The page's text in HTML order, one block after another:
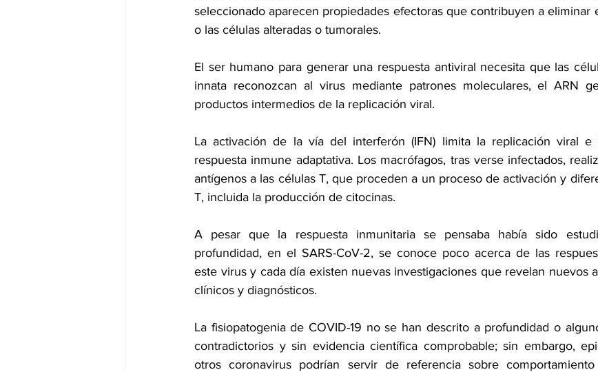
seleccionado aparecen propiedades efectoras que contribuyen a eliminar
o las células alteradas o tumorales.
El ser humano para generar una respuesta antiviral necesita que las
innata reconozcan al virus mediante patrones moleculares, el ARN
productos intermedios de la replicación viral.
La activación de la vía del interferón (IFN) limita la replicación viral e
respuesta inmune adaptativa. Los macrófagos, tras verse infectados,
antígenos a las células T, que proceden a un proceso de activación y
T, incluida la producción de citocinas.
A pesar que la respuesta inmunitaria se pensaba había sido
profundidad, en el SARS-CoV-2, se conoce poco acerca de las
este virus y cada día existen nuevas investigaciones que revelan nuevos
clínicos y diagnósticos.
La fisiopatogenia de COVID-19 no se han descrito a profundidad o
contradictorios y sin evidencia científica comprobable; sin embargo,
otros coronavirus podrían servir de referencia sobre